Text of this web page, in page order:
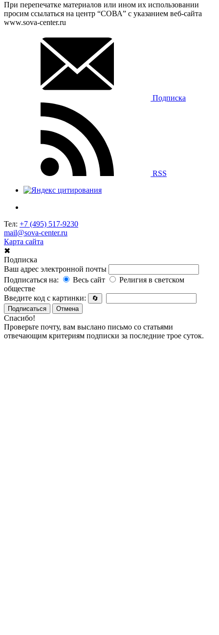
При перепечатке материалов или ином их использовании
просим ссылаться на центр “СОВА” с указанием веб-сайта
www.sova-center.ru
Подписка
RSS
Тел: +7 (495) 517-9230
mail@sova-center.ru
Карта сайта
✖
Подписка
Ваш адрес электронной почты
Подписаться на:
Весь сайт
Религия в светском
обществе
Введите код с картинки:
🔄
Подписаться
Отмена
Спасибо!
Проверьте почту, вам выслано письмо со статьями
отвечающим критериям подписки за последние трое суток.